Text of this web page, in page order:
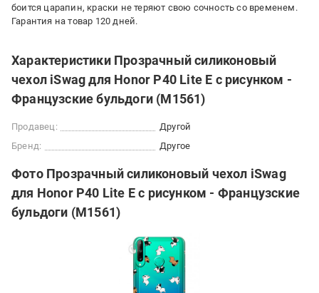
боится царапин, краски не теряют свою сочность со временем.
Гарантия на товар 120 дней.
Характеристики Прозрачный силиконовый
чехол iSwag для Honor P40 Lite E с рисунком -
Французские бульдоги (M1561)
Продавец:
Другой
Бренд:
Другое
Фото Прозрачный силиконовый чехол iSwag
для Honor P40 Lite E с рисунком - Французские
бульдоги (M1561)